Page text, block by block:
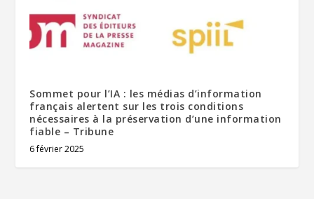
Sommet pour l’IA : les médias d’information
français alertent sur les trois conditions
nécessaires à la préservation d’une information
fiable – Tribune
6 février 2025